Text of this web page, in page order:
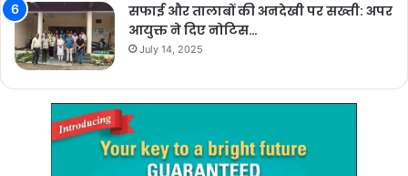
सफाई और तालाबों की अनदेखी पर सख्ती: अपर
आयुक्त ने दिए नोटिस…
July 14, 2025